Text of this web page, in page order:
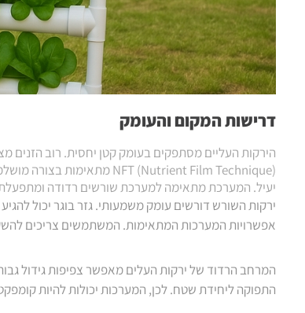
דרישות המקום והעומק
NFT (Nutrient Film Technique) מתאימות בצורה מושלמת.
יעיל. המערכת מתאימה למערכת שורשים רדודה
אפשרויות המערכות המתאימות. המשתמשים צריכים
התפוקה ליחידת שטח. לכן, המערכות יכולות להיות